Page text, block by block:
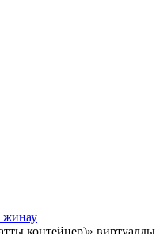
жинау
контейнер)» виртуалды